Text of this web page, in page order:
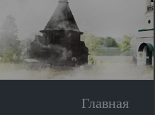
Главная